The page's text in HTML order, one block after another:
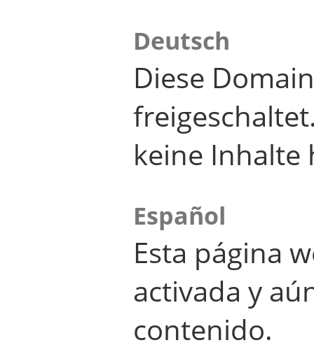
Deutsch
Diese
keine Inhalte
Español
Esta página
activada y
contenido.